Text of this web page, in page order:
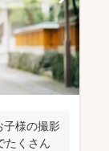
様の撮影
たくさん